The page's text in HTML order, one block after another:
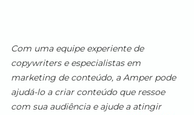
Com uma equipe experiente de
copywriters e especialistas em
marketing de conteúdo, a Amper pode
ajudá-lo a criar conteúdo que ressoe
com sua audiência e ajude a atingir